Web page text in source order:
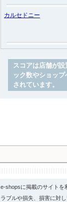
カルセドニー
スコアは店舗が設
ック数やショッ
されています。
e-shopsに掲載のサイトを
ラブルや損失、損害に対